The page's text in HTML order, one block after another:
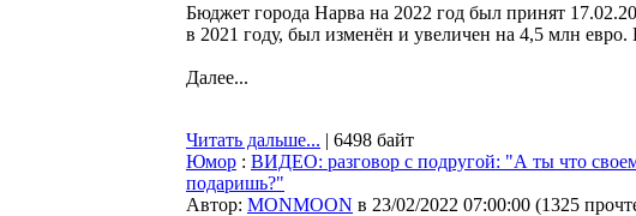
Бюджет города Нарва на 2022 год был принят
в 2021 году, был изменён и увеличен на 4,5 млн
Далее...
Читать дальше... | 6498 байт
Юмор : ВИДЕО: разговор с подругой: "А ты что
подаришь?"
Автор: MONMOON в 23/02/2022 07:00:00 (1325